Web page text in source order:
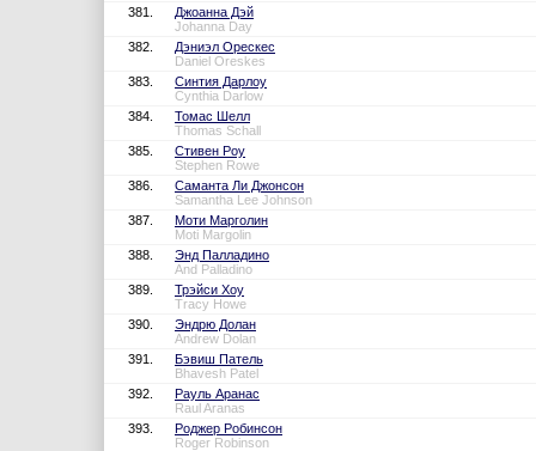
381.
Джоанна Дэй
Johanna Day
382.
Дэниэл Орескес
Daniel Oreskes
383.
Синтия Дарлоу
Cynthia Darlow
384.
Томас Шелл
Thomas Schall
385.
Стивен Роу
Stephen Rowe
386.
Саманта Ли Джонсон
Samantha Lee Johnson
387.
Моти Марголин
Moti Margolin
388.
Энд Палладино
And Palladino
389.
Трэйси Хоу
Tracy Howe
390.
Эндрю Долан
Andrew Dolan
391.
Бэвиш Патель
Bhavesh Patel
392.
Рауль Аранас
Raul Aranas
393.
Роджер Робинсон
Roger Robinson